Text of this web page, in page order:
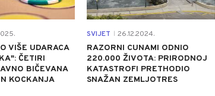
VIŠE UDARACA
ČETIRI
BIČEVANA
KOCKANJA
SVIJET 26.12.2024.
RAZORNI CUNAMI ODNIO
220.000 ŽIVOTA: PRIRODNOJ
KATASTROFI PRETHODIO
SNAŽAN ZEMLJOTRES